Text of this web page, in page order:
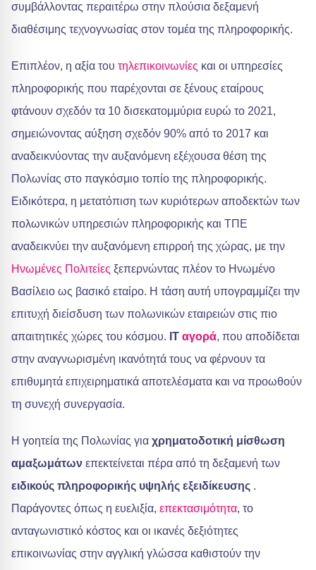
συμβάλλοντας περαιτέρω στην πλούσια δεξαμενή
διαθέσιμης τεχνογνωσίας στον τομέα της πληροφορικής.
Επιπλέον, η αξία του τηλεπικοινωνίες και οι υπηρεσίες
πληροφορικής που παρέχονται σε ξένους εταίρους
φτάνουν σχεδόν τα 10 δισεκατομμύρια ευρώ το 2021,
σημειώνοντας αύξηση σχεδόν 90% από το 2017 και
αναδεικνύοντας την αυξανόμενη εξέχουσα θέση της
Πολωνίας στο παγκόσμιο τοπίο της πληροφορικής.
Ειδικότερα, η μετατόπιση των κυριότερων αποδεκτών των
πολωνικών υπηρεσιών πληροφορικής και ΤΠΕ
αναδεικνύει την αυξανόμενη επιρροή της χώρας, με την
Ηνωμένες Πολιτείες ξεπερνώντας πλέον το Ηνωμένο
Βασίλειο ως βασικό εταίρο. Η τάση αυτή υπογραμμίζει την
επιτυχή διείσδυση των πολωνικών εταιρειών στις πιο
απαιτητικές χώρες του κόσμου. IT αγορά, που αποδίδεται
στην αναγνωρισμένη ικανότητά τους να φέρνουν τα
επιθυμητά επιχειρηματικά αποτελέσματα και να προωθούν
τη συνεχή συνεργασία.
Η γοητεία της Πολωνίας για χρηματοδοτική μίσθωση
αμαξωμάτων επεκτείνεται πέρα από τη δεξαμενή των
ειδικούς πληροφορικής υψηλής εξειδίκευσης .
Παράγοντες όπως η ευελιξία, επεκτασιμότητα, το
ανταγωνιστικό κόστος και οι ικανές δεξιότητες
επικοινωνίας στην αγγλική γλώσσα καθιστούν την